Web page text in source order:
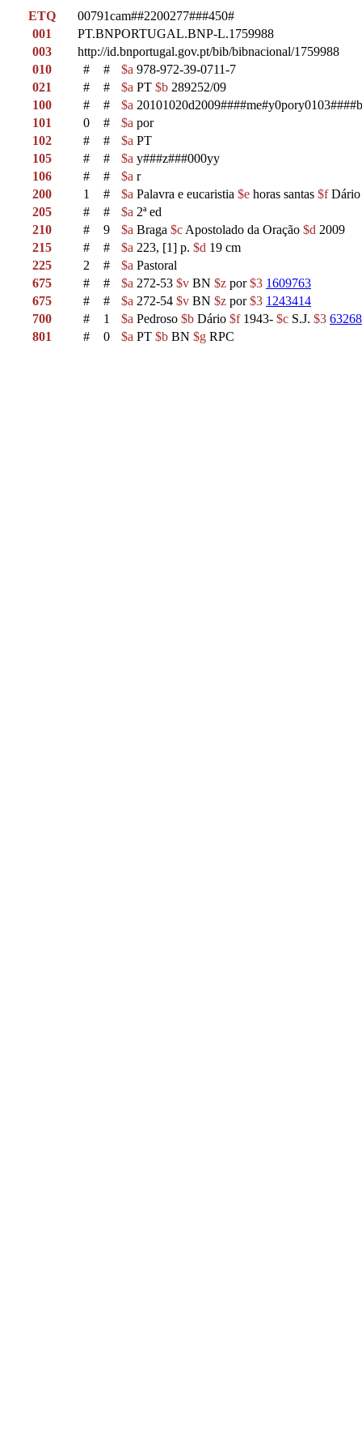
ETQ
00791cam##2200277###450#
001
PT.BNPORTUGAL.BNP-L.1759988
003
http://id.bnportugal.gov.pt/bib/bibnacional/1759988
010
# # $a 978-972-39-0711-7
021
# # $a PT $b 289252/09
100
# # $a
101
0 # $a por
102
# # $a PT
105
# # $a y###z###000yy
106
# # $a r
200
1 # $a Palavra e eucaristia $e horas santas $fDário
205
# # $a 2ª ed
210
# 9 $a Braga $c Apostolado da Oração $d 2009
215
# # $a 223, [1] p. $d 19 cm
225
2 # $a Pastoral
675
# # $a 272-53 $v BN $z por$3 1609763
675
# # $a 272-54 $v BN $z por$3 1243414
700
# 1 $a Pedroso $b Dário $f1943- $c S.J. $3 63268
801
# 0 $a PT $b BN $g RPC